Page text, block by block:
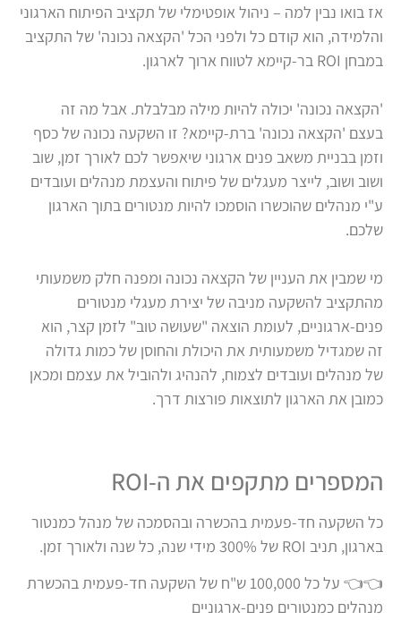
אז בואו נבין למה – ניהול אופטימלי של תקציב הפיתוח הארגוני
והלמידה, הוא קודם כל ולפני הכל 'הקצאה נכונה' של התקציב
במבחן ROI בר-קיימא לטווח ארוך לארגון.
'הקצאה נכונה' יכולה להיות מילה מבלבלת. אבל מה זה
בעצם 'הקצאה נכונה' ברת-קיימא? זו השקעה נכונה של כסף
וזמן בבניית משאב פנים ארגוני שיאפשר לכם לאורך זמן, שוב
ושוב ושוב, לייצר מעגלים של פיתוח והעצמת מנהלים ועובדים
ע"י מנהלים שהוכשרו הוסמכו להיות מנטורים בתוך הארגון
שלכם.
מי שמבין את העניין של הקצאה נכונה ומפנה חלק משמעותי
מהתקציב להשקעה מניבה של יצירת מעגלי מנטורים
פנים-ארגוניים, לעומת הוצאה "שעושה טוב" לזמן קצר, הוא
זה שמגדיל משמעותית את היכולת והחוסן של כמות גדולה
של מנהלים ועובדים לצמוח, להנהיג ולהוביל את עצמם ומכאן
כמובן את הארגון לתוצאות פורצות דרך.
המספרים מתקפים את ה-ROI
כל השקעה חד-פעמיתבהכשרה ובהסמכה של מנהל כמנטור
בארגון, תניב ROI של 300% מידי שנה, כל שנה ולאורך זמן.
👈👈
על כל 100,000 ש"ח של השקעה חד-פעמית בהכשרת
מנהלים כמנטורים פנים-ארגוניים